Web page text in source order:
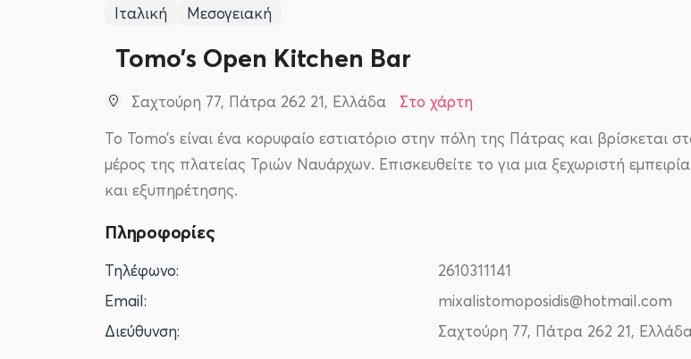
Ιταλική Μεσογειακή
Tomo’s Open Kitchen Bar
Σαχτούρη 77, Πάτρα 262 21, Ελλάδα
Στο χάρτη
Το Tomo’s είναι ένα κορυφαίο εστιατόριο στην πόλη της Πάτρας και βρίσκεται
μέρος της πλατείας Τριών Ναυάρχων. Επισκευθείτε το για μια ξεχωριστή
και εξυπηρέτησης.
Πληροφορίες
Τηλέφωνο:
2610311141
Email:
mixalistomoposidis@hotmail.com
Διεύθυνση:
Σαχτούρη 77, Πάτρα 262 21, Ελλάδα